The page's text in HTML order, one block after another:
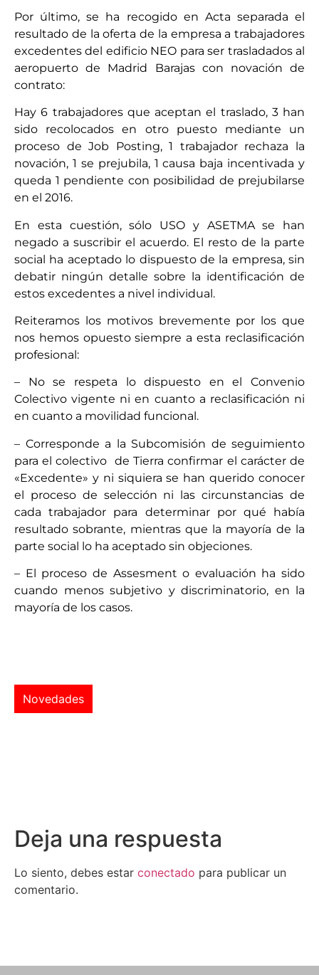
Por último, se ha recogido en Acta separada el
resultado de la oferta de la empresa a trabajadores
excedentes del edificio NEO para ser trasladados al
aeropuerto de Madrid Barajas con novación de
contrato:
Hay 6 trabajadores que aceptan el traslado, 3 han
sido recolocados en otro puesto mediante un
proceso de Job Posting, 1 trabajador rechaza la
novación, 1 se prejubila, 1 causa baja incentivada y
queda 1 pendiente con posibilidad de prejubilarse
en el 2016.
En esta cuestión, sólo USO y ASETMA se han
negado a suscribir el acuerdo. El resto de la parte
social ha aceptado lo dispuesto de la empresa, sin
debatir ningún detalle sobre la identificación de
estos excedentes a nivel individual.
Reiteramos los motivos brevemente por los que
nos hemos opuesto siempre a esta reclasificación
profesional:
– No se respeta lo dispuesto en el Convenio
Colectivo vigente ni en cuanto a reclasificación ni
en cuanto a movilidad funcional.
– Corresponde a la Subcomisión de seguimiento
para el colectivo de Tierra confirmar el carácter de
«Excedente» y ni siquiera se han querido conocer
el proceso de selección ni las circunstancias de
cada trabajador para determinar por qué había
resultado sobrante, mientras que la mayoría de la
parte social lo ha aceptado sin objeciones.
– El proceso de Assesment o evaluación ha sido
cuando menos subjetivo y discriminatorio, en la
mayoría de los casos.
Novedades
Deja una respuesta
Lo siento, debes estar conectado para publicar un
comentario.